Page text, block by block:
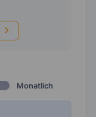
Monatlich